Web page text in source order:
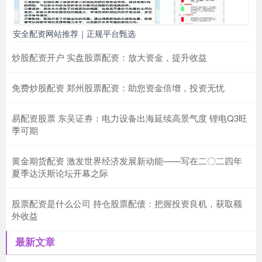
安全配资网站推荐｜正规平台甄选
炒股配资开户 实盘股票配资：放大资金，提升收益
免费炒股配资 郑州股票配资：助您资金倍增，投资无忧
易配资股票 东吴证券：电力设备出海延续高景气度 锂电Q3旺
季可期
黄金期货配资 激发世界经济发展新动能——写在二〇二四年
夏季达沃斯论坛开幕之际
股票配资是什么公司 持仓股票配债：把握投资良机，获取额
外收益
最新文章